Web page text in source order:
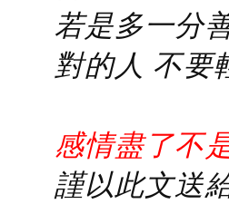
若是多一分
對的人 不要
感情盡了不
謹以此文送